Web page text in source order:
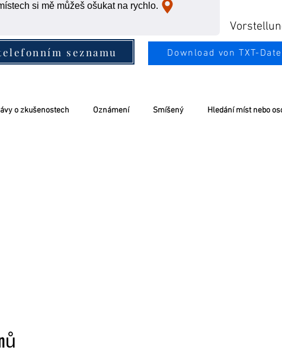
si mě můžeš ošukat na rychlo.
seznamu Download von TXT-
o zkušenostech Oznámení Smíšený Hledání míst nebo